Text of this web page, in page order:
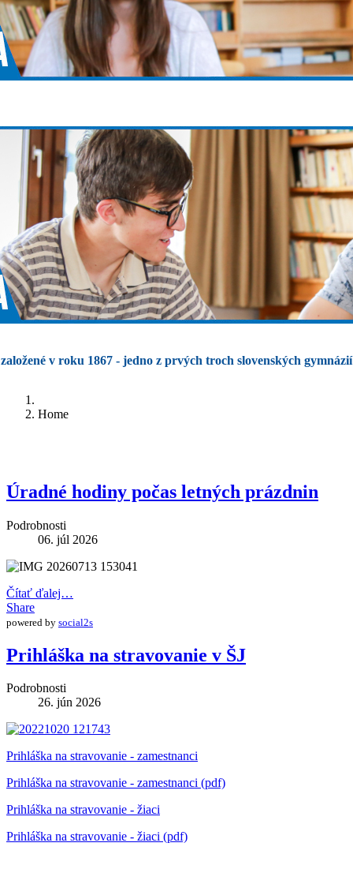
založené v roku 1867 - jedno z prvých troch slovenských gymnázií
Home
Úradné hodiny počas letných prázdnin
Podrobnosti
06. júl 2026
Čítať ďalej…
Share
powered by social2s
Prihláška na stravovanie v ŠJ
Podrobnosti
26. jún 2026
Prihláška na stravovanie - zamestnanci
Prihláška na stravovanie - zamestnanci (pdf)
Prihláška na stravovanie - žiaci
Prihláška na stravovanie - žiaci (pdf)